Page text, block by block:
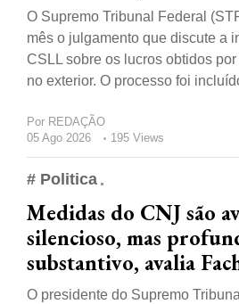
O Supremo Tribunal Federal
mês o julgamento que discute a
CSLL sobre os lucros obtidos
no exterior. O processo foi
Por REDAÇÃO
05 Ago 2026
195 Views
# Politica
Medidas do CNJ são
silencioso, mas
substantivo, avalia
O presidente do Supremo